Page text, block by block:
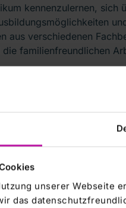
unserer Webseite
das
kennenzulernen, sich
aus verschiedenen
familienfreundlichen
direkt vor Ort ein
Bewerbungsunterlagen
Unterlagen vor
erklärt
sowie mit
Radiologie, OP und für
Inhalte der